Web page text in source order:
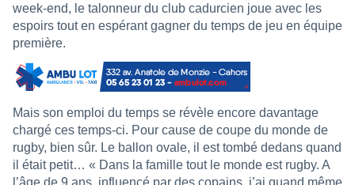
week-end, le talonneur du club cadurcien joue avec les
espoirs tout en espérant gagner du temps de jeu en équipe
première.
Mais son emploi du temps se révèle encore davantage
chargé ces temps-ci. Pour cause de coupe du monde de
rugby, bien sûr. Le ballon ovale, il est tombé dedans quand
il était petit… « Dans la famille tout le monde est rugby. A
l’âge de 9 ans, influencé par des copains, j’ai quand même